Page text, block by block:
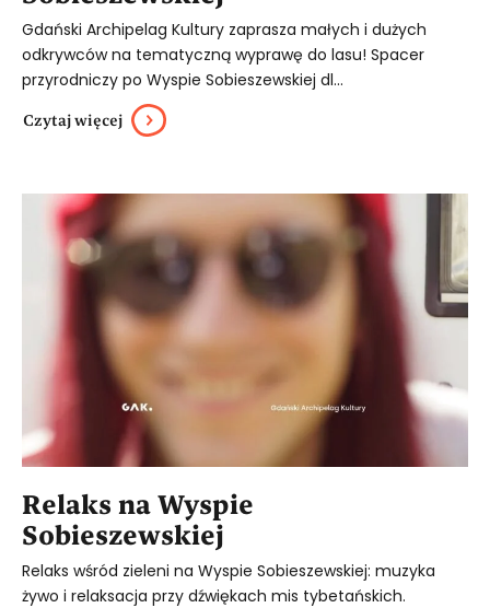
Gdański Archipelag Kultury zaprasza małych i dużych
odkrywców na tematyczną wyprawę do lasu! Spacer
przyrodniczy po Wyspie Sobieszewskiej dl...
Czytaj więcej
Relaks na Wyspie
Sobieszewskiej
Relaks wśród zieleni na Wyspie Sobieszewskiej: muzyka
żywo i relaksacja przy dźwiękach mis tybetańskich.